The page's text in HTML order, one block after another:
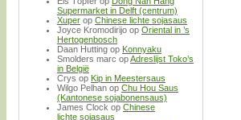
Supermarket in Delft (centrum)
Xuper op Chinese lichte sojasaus
Joyce Kromodirijo op Oriental in ’s
Hertogenbosch
Daan Hutting op Konnyaku
Smolders marc opAdreslijst Toko’s
in België
Crys op Kip in Meestersaus
Wilgo Pelhan op Chu Hou Saus
(Kantonese sojabonensaus)
James Clock op Chinese
lichte sojasaus